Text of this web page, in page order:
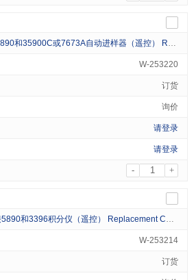
或7673A自动进样器（遥控） Replacement Cable Remote Start HP7673A/35900C 1/pk
W-253220
订货
询价
请登录
请登录
- +
积分仪（遥控） Replacement Cable HP5890GC to 3396 Remote Start 1/pk
W-253214
订货